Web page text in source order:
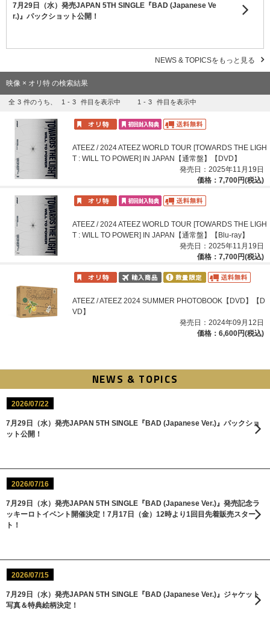
7月29日（水）発売JAPAN 5TH SINGLE『BAD (Japanese Ve
r.)』パックショット公開！
NEWS & TOPICSをもっと見る
映像 × オリ特 の検索結果
全 3 件のうち、 1 - 3 件目を表示中 1 - 3 件目を表示中
ATEEZ / 2024 ATEEZ WORLD TOUR [TOWARDS THE LIGH
T : WILL TO POWER] IN JAPAN【通常盤】【DVD】
発売日：2025年11月19日
価格：7,700円(税込)
ATEEZ / 2024 ATEEZ WORLD TOUR [TOWARDS THE LIGH
T : WILL TO POWER] IN JAPAN【通常盤】【Blu-ray】
発売日：2025年11月19日
価格：7,700円(税込)
ATEEZ / ATEEZ 2024 SUMMER PHOTOBOOK【DVD】【D
VD】
発売日：2024年09月12日
価格：6,600円(税込)
NEWS & TOPICS
2026/07/22
7月29日（水）発売JAPAN 5TH SINGLE『BAD (Japanese Ver.)』パックショ
ット公開！
2026/07/16
7月29日（水）発売JAPAN 5TH SINGLE『BAD (Japanese Ver.)』発売記念ラ
ッキーロトイベント開催決定！7月17日（金）12時より1回目先着販売スター
ト！
2026/07/15
7月29日（水）発売JAPAN 5TH SINGLE『BAD (Japanese Ver.)』ジャケット
写真＆特典絵柄決定！